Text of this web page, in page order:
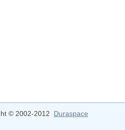
© 2002-2012 Duraspace